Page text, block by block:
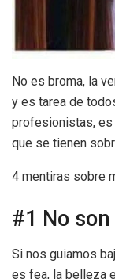
No es broma, la
y es tarea de
profesionistas, es
que se tienen
4 mentiras sobre
#1 No
Si nos guiamos
es fea, la belleza